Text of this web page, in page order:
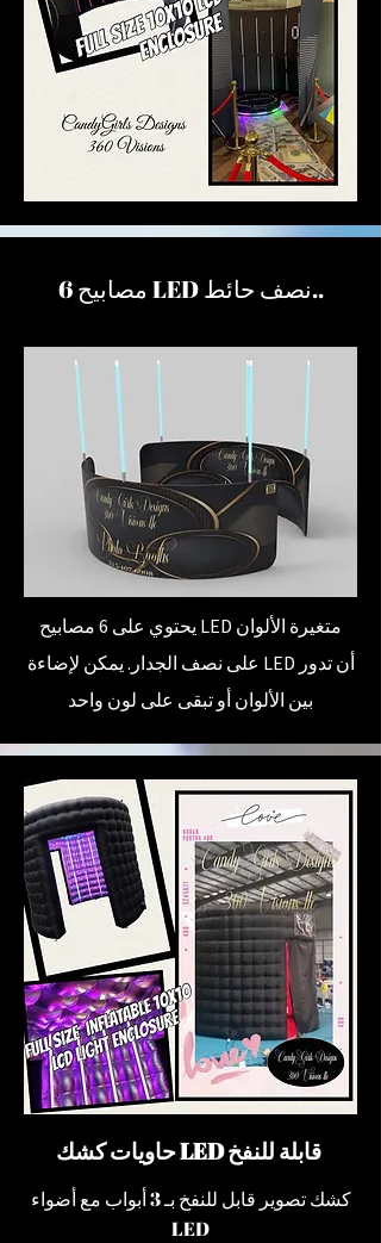
6 مصابيح LED نصف حائط.​.
يحتوي على 6 مصابيح LED متغيرة الألوان
على نصف الجدار. يمكن لإضاءة LED أن تدور
بين الألوان أو تبقى على لون واحد
كشك تصوير قابل للنفخ بـ 3 أبواب مع أضواء
LED